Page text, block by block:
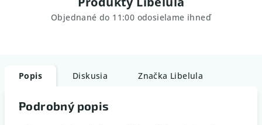
Objednané do 11:00 odosielame ihneď
Popis Diskusia Značka Libelula
Podrobný popis